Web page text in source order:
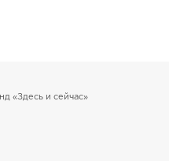
«Здесь и сейчас»